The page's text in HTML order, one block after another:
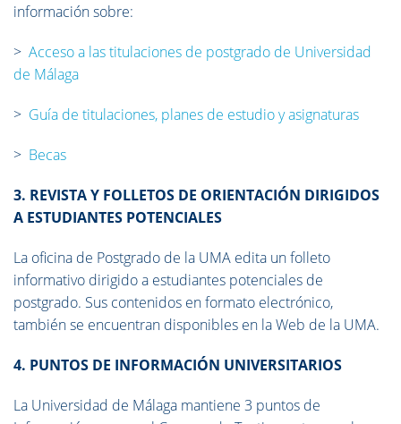
información sobre:
> Acceso a las titulaciones de postgrado de Universidad
de Málaga
> Guía de titulaciones, planes de estudio y asignaturas
> Becas
3. REVISTA Y FOLLETOS DE ORIENTACIÓN DIRIGIDOS
A ESTUDIANTES POTENCIALES
La oficina de Postgrado de la UMA edita un folleto
informativo dirigido a estudiantes potenciales de
postgrado. Sus contenidos en formato electrónico,
también se encuentran disponibles en la Web de la UMA.
4. PUNTOS DE INFORMACIÓN UNIVERSITARIOS
La Universidad de Málaga mantiene 3 puntos de